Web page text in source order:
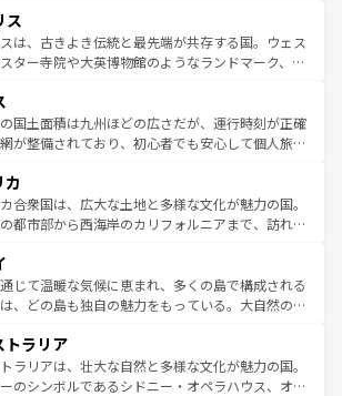
ャンパンの発祥地であるランス、プロヴァンスの
ラベンダー畑など、多彩な楽しみ方が可能だ。さ
リ以外の地域にも魅力が溢れており、どの街角に
に足を運ぶとそれぞれで全く異なる文化を体験で
きるだろう。 なお、新着のフランス情報はコンテンツ一覧
てほしい。
この国は、どこを歩いても飽きることがない。ベ
文化的活気、バイエルン州のアルプスの絶景、そ
ン川沿いのワイン畑といった風景は必見。ビール
きな人にはぜひ体験してほしい。 なお、新着の
報はコンテンツ一覧を参照してほしい。
ス
は、古きよき伝統と最先端が共存する国。ウェス
ター寺院や大英博物館のようなランドマーク、歴
に異なる魅力がある。また、優雅なアフタヌーン
ビール好きにはたまらない英国パブ、サッカー観
本場だからこそできる体験も豊富。イギリスを旅
を参照してほしい。
国土面積は九州ほどの広さだが、運行時刻が正確
が整備されており、初心者でも安心して個人旅行
そのまま残る町や、スイスならではのユニークな
あり、アルプス観光だけでなく町歩きも満喫する
きる。国民の所得が高いため物価も高いが、旅行
通費無料で観光を楽しむこともできる。 なお、新
ス情報はコンテンツ一覧 を参照してほしい。
カ
合衆国は、広大な土地と多様な文化が魅力の国。
都市部から西海岸のカリフォルニアまで、訪れる
巨大都市は、観光、ショッピング、エンターテイ
が詰まった刺激的なスポットだ。一方、アメリカ
大自然が広がり、グランドキャニオンやイエロー
ーオーリンズでは、音楽と美食が融合した独特の
力。旅行者はアメリカの各地域で異なる魅力を楽
ら、その多様性と豊かな歴史を感じることができ
じて温暖な気候に恵まれ、多くの島で構成される
、どの島も独自の魅力をもっている。大自然の神
見逃せない。また、定番の観光地といえばオアフ
静かな自然を求めるならマウイ島やカウアイ島が
。エメラルドグリーンに輝く海をはじめ、豊かな
トラリア
ラリアは、壮大な自然と多様な文化が魅力の国。
のシンボルであるシドニー・オペラハウス、オー